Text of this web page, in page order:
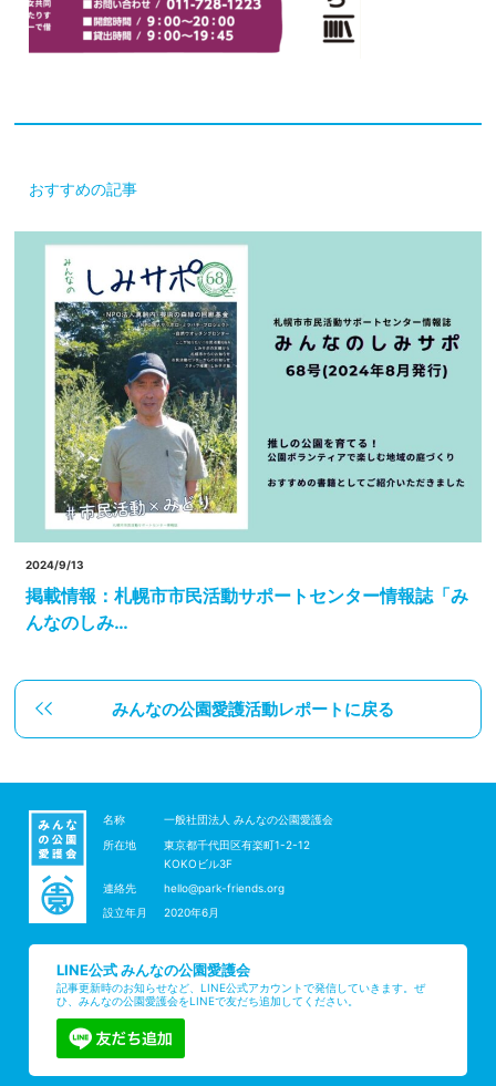
おすすめの記事
2024/9/13
掲載情報：札幌市市民活動サポートセンター情報誌「み
んなのしみ…
みんなの公園愛護活動レポートに戻る
名称
一般社団法人 みんなの公園愛護会
所在地
東京都千代田区有楽町1-2-12
KOKOビル3F
連絡先
hello@park-friends.org
設立年月
2020年6月
LINE公式 みんなの公園愛護会
記事更新時のお知らせなど、LINE公式アカウントで発信していきます。ぜ
ひ、みんなの公園愛護会をLINEで友だち追加してください。